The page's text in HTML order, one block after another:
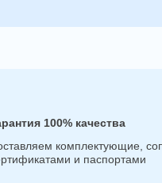
100% качества
комплектующие,
и паспортами